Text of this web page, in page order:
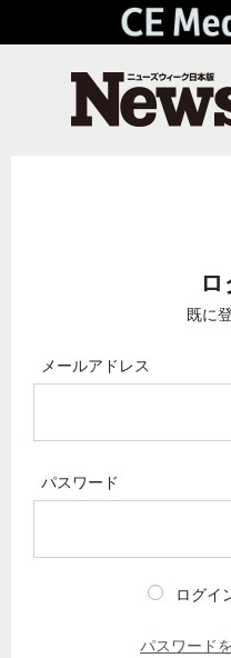
既に
メールアドレス
パスワード
ログイ
パスワード